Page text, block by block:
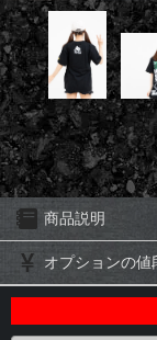
商品説明
オプションの値